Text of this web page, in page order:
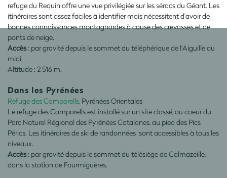
refuge du Requin offre une vue privilégiée sur les séracs du Géant. Les
itinéraires sont assez faciles à identifier mais nécessitent d'avoir de
bonnes connaissances montagnardes à cause des crevasses et de
ponts de neige.
Accès: par gravité depuis le sommet du téléphérique de l'Aiguille du
midi.
Altitude : 2 516 m.
Dans les Pyrénées
Refuge des Camporells, Pyrénées Orientales
Le refuge des Camporells est installé sur un site classé, au coeur du
Parc Naturel Régional des Pyrénées Catalanes, au pied des Pics
Pérics. Les itinéraires de ski de randonnées sont accessibles à tous les
niveaux.
Accès: par gravité depuis le sommet du télésiège de Calmazeille,
dans la station de Fourmiguères.